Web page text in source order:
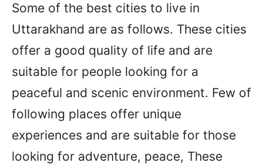
Some of the best cities to live in
Uttarakhand are as follows. These cities
offer a good quality of life and are
suitable for people looking for a
peaceful and scenic environment. Few of
following places offer unique
experiences and are suitable for those
looking for adventure, peace, These